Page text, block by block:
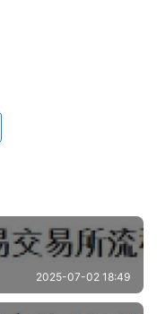
2025-07-02 18:49